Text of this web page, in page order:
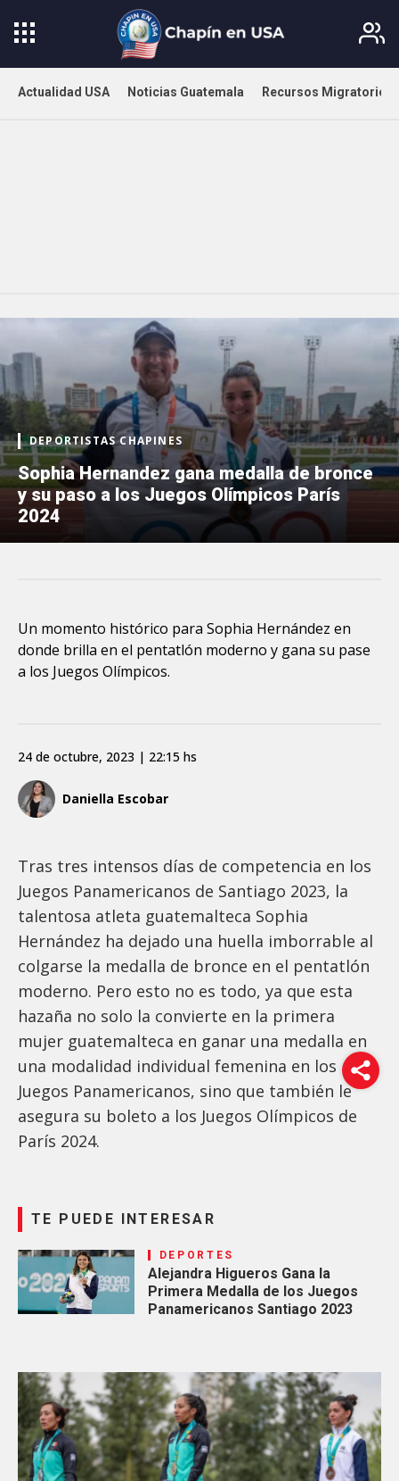
Actualidad USA Noticias Guatemala Recursos Migratorios
DEPORTISTAS CHAPINES
Sophia Hernandez gana medalla de bronce
y su paso a los Juegos Olímpicos París
2024
Un momento histórico para Sophia Hernández en
donde brilla en el pentatlón moderno y gana su pase
a los Juegos Olímpicos.
Daniella Escobar
24 de octubre, 2023 | 22:15 hs
Tras tres intensos días de competencia en los
Juegos Panamericanos de Santiago 2023, la
talentosa atleta guatemalteca Sophia
Hernández ha dejado una huella imborrable al
colgarse la medalla de bronce en el pentatlón
moderno. Pero esto no es todo, ya que esta
hazaña no solo la convierte en la primera
mujer guatemalteca en ganar una medalla en
una modalidad individual femenina en los
Juegos Panamericanos, sino que también le
asegura su boleto a los Juegos Olímpicos de
París 2024.
TE PUEDE INTERESAR
DEPORTES
Alejandra Higueros Gana la
Primera Medalla de los Juegos
Panamericanos Santiago 2023